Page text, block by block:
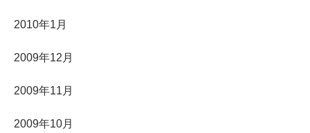
2010年1月
2009年12月
2009年11月
2009年10月